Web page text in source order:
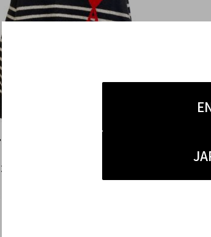
ロゴニット】
ニックなハートロゴ刺繍があしらわれた
い厚みで暖かくインナーにも使いやすい